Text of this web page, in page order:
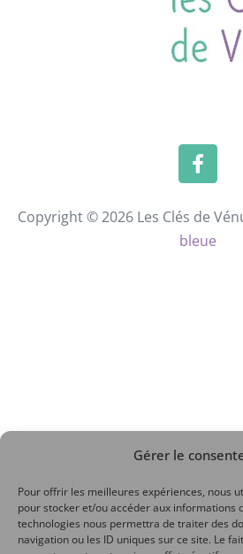
Gérer le
Pour offrir les meilleures expériences, nous
pour stocker et/ou accéder aux informations
technologies nous permettra de traiter des
navigation ou les ID uniques sur ce site. Le
Copyright © 2026 Les Clés de
bleue